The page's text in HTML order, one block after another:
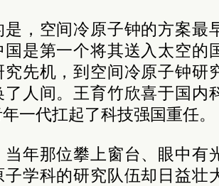
是，空间冷原子钟的方案最
国是第一个将其送入太空的
究先机，到空间冷原子钟研
了人间。王育竹欣喜于国内
一代扛起了科技强国重任。
当年那位攀上窗台、眼中有
子学科的研究队伍却日益壮